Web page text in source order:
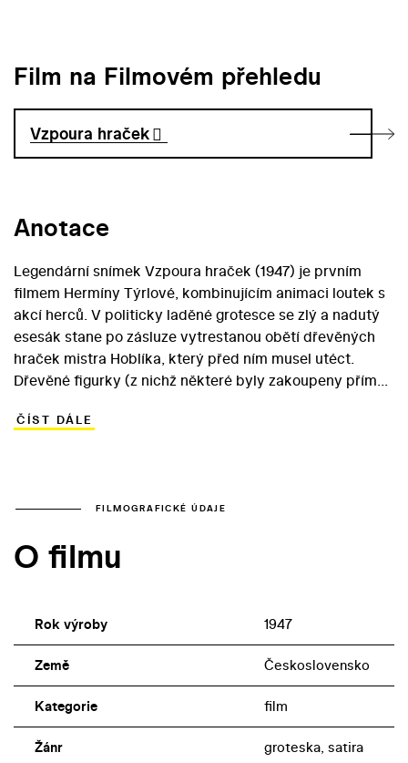
Film na Filmovém přehledu
Vzpoura hraček
Anotace
Legendární snímek Vzpoura hraček (1947) je prvním
filmem Hermíny Týrlové, kombinujícím animaci loutek s
akcí herců. V politicky laděné grotesce se zlý a nadutý
esesák stane po zásluze vytrestanou obětí dřevěných
hraček mistra Hoblíka, který před ním musel utéct.
Dřevěné figurky (z nichž některé byly zakoupeny přímo
ubrání Němcově zvůli, pak se mu dokonale pomstí a
ČÍST DÁLE
FILMOGRAFICKÉ ÚDAJE
O filmu
Rok výroby 1947
Země Československo
Kategorie film
Žánr groteska, satira